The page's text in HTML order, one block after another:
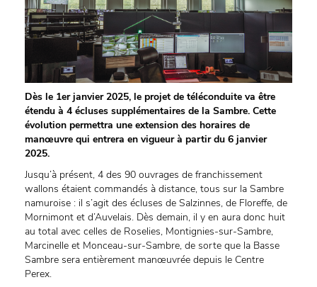
Dès le 1er janvier 2025, le projet de téléconduite va être
étendu à 4 écluses supplémentaires de la Sambre. Cette
évolution permettra une extension des horaires de
manœuvre qui entrera en vigueur à partir du 6 janvier
2025.
Jusqu’à présent, 4 des 90 ouvrages de franchissement
wallons étaient commandés à distance, tous sur la Sambre
namuroise : il s’agit des écluses de Salzinnes, de Floreffe, de
Mornimont et d’Auvelais. Dès demain, il y en aura donc huit
au total avec celles de Roselies, Montignies-sur-Sambre,
Marcinelle et Monceau-sur-Sambre, de sorte que la Basse
Sambre sera entièrement manœuvrée depuis le Centre
Perex.